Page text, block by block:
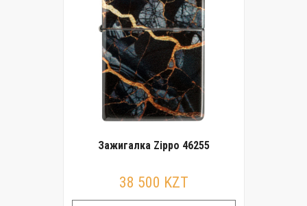
Зажигалка Zippo 46255
38 500 KZT